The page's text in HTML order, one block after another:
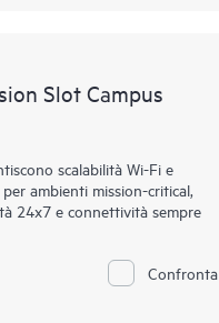
Slot Campus
scalabilità Wi-Fi e
ambienti mission-critical,
24x7 e connettività sempre
Confronta